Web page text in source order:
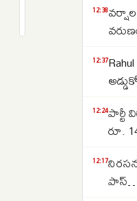
తేల్చుకుందాం..12:38
12:37
12:24పార్టీ
రూ.
12:17